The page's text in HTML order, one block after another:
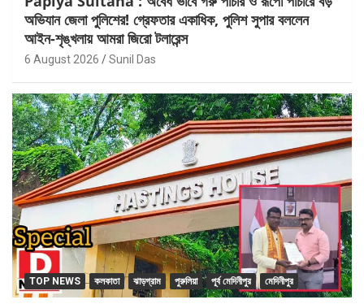
অভিযান জেলা পুলিশের! গ্রেফতার একাধিক, পুলিশ সুপার বললেন
আইন-শৃঙ্খলায় আমরা জিরো টলারেন্স
6 August 2026 Sunil Das
TOP NEWS কলকাতা ঝাড়গ্রাম পুরুলিয়া পূর্ব মেদিনীপুর মেদিনীপুর